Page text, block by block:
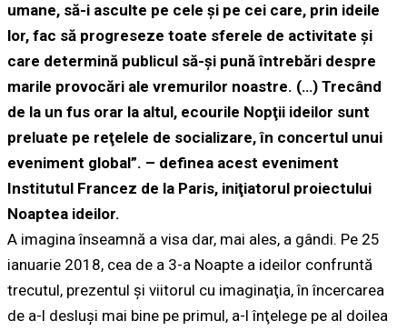
umane, să-i asculte pe cele şi pe cei care, prin ideile
lor, fac să progreseze toate sferele de activitate şi
care determină publicul să-şi pună întrebări despre
marile provocări ale vremurilor noastre. (…) Trecând
de la un fus orar la altul, ecourile Nopţii ideilor sunt
preluate pe reţelele de socializare, în concertul unui
eveniment global”. – definea acest eveniment
Institutul Francez de la Paris, iniţiatorul proiectului
Noaptea ideilor.
A imagina înseamnă a visa dar, mai ales, a gândi. Pe 25
ianuarie 2018, cea de a 3-a Noapte a ideilor confruntă
trecutul, prezentul şi viitorul cu imaginaţia, în încercarea
de a-l desluşi mai bine pe primul, a-l înţelege pe al doilea